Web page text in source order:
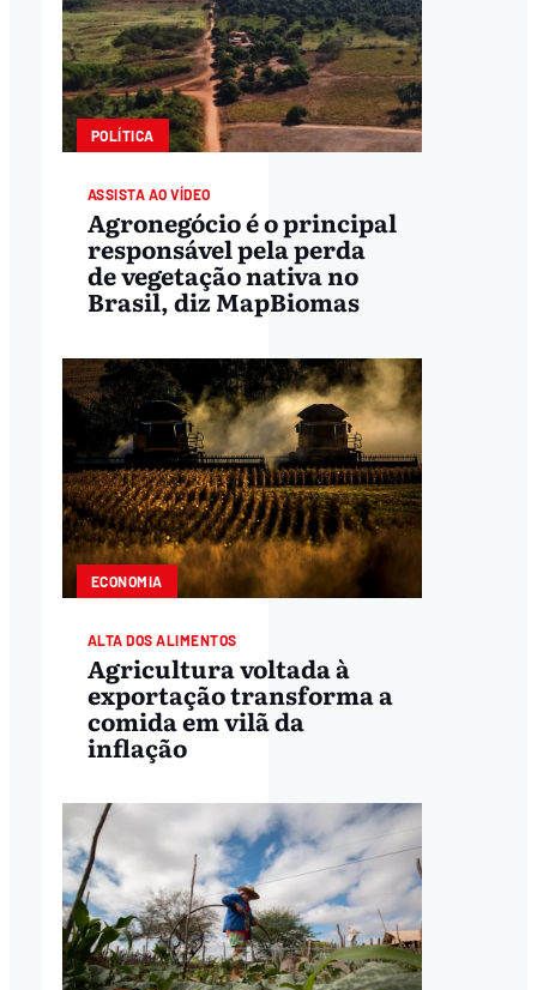
POLÍTICA
ASSISTA AO VÍDEO
Agronegócio é o principal
responsável pela perda
de vegetação nativa no
Brasil, diz MapBiomas
ECONOMIA
ALTA DOS ALIMENTOS
Agricultura voltada à
exportação transforma a
comida em vilã da
inflação